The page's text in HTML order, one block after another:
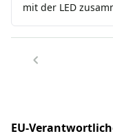
mit der LED
EU-